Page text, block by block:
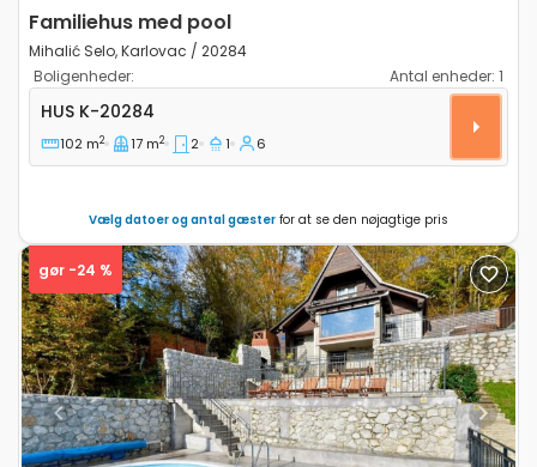
Familiehus med pool
Mihalić Selo, Karlovac / 20284
Boligenheder:
Antal enheder: 1
Toværelses hus Mihalić Selo, Karlovac K-20284
HUS K-20284
102 m2 17 m2 2 1 6
Vælg datoer og antal gæster for at se den nøjagtige pris
Previous Next
gør -24 %